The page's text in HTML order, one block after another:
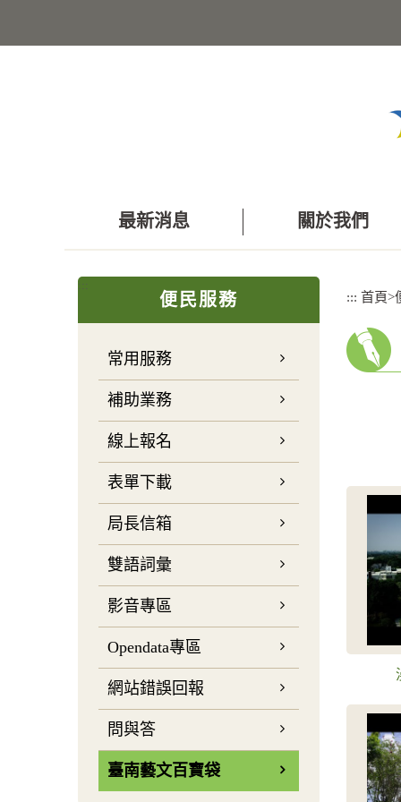
主
最新消息 關於我們
:::
便民服務
常用服務
補助業務
線上報名
表單下載
局長信箱
雙語詞彙
影音專區
Opendata專區
網站錯誤回報
問與答
臺南藝文百寶袋
::: 首頁>